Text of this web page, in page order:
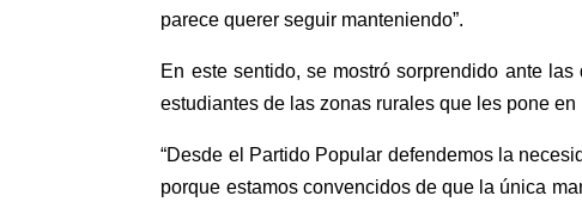
parece querer seguir manteniendo”.
En este sentido, se mostró sorprendido ante
estudiantes de las zonas rurales que les pone
“Desde el Partido Popular defendemos la
porque estamos convencidos de que la única